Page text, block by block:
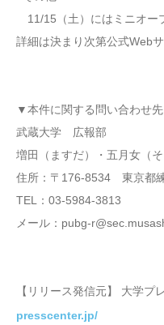
11/15（土）にはミニオー
詳細は決まり次第公式Web
▼本件に関する問い合わせ先
武蔵大学 広報部
増田（ますだ）・五月女（そ
住所：〒176-8534 東京都
TEL：03-5984-3813
メール：pubg-
【リリース発信元】 大学プ
presscenter.jp/